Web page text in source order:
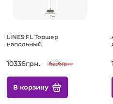
LINES FL Торшер
напольный
10336грн. 15296грн.
В корзину